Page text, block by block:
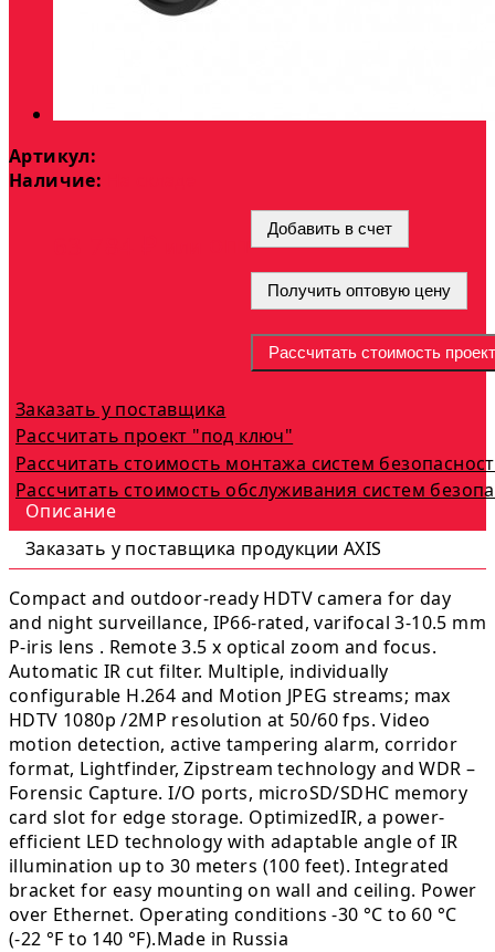
Артикул:
Наличие:
опт Добавить в счет
Получить оптовую цену
Рассчитать стоимость
Заказать у поставщика
Рассчитать проект "под ключ"
Рассчитать стоимость монтажа систем
Рассчитать стоимость обслуживания систем
Описание
Заказать у поставщика продукции AXIS
Compact and outdoor-ready HDTV camera for day
and night surveillance, IP66-rated, varifocal 3-10.5 mm
P-iris lens . Remote 3.5 x optical zoom and focus.
Automatic IR cut filter. Multiple, individually
configurable H.264 and Motion JPEG streams; max
HDTV 1080p /2MP resolution at 50/60 fps. Video
motion detection, active tampering alarm, corridor
format, Lightfinder, Zipstream technology and WDR –
Forensic Capture. I/O ports, microSD/SDHC memory
card slot for edge storage. OptimizedIR, a power-
efficient LED technology with adaptable angle of IR
illumination up to 30 meters (100 feet). Integrated
bracket for easy mounting on wall and ceiling. Power
over Ethernet. Operating conditions -30 °C to 60 °C
(-22 °F to 140 °F).Made in Russia